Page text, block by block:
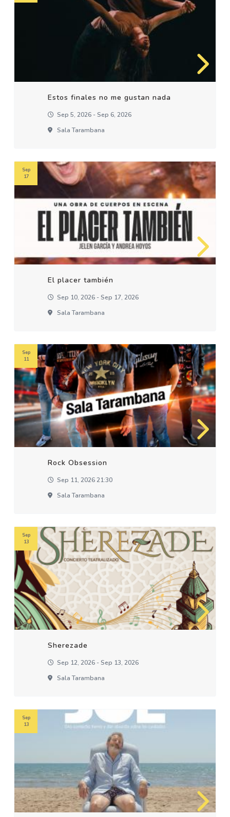
Estos finales no me gustan nada
Sep 5, 2026 - Sep 6, 2026
Sala Tarambana
El placer también
Sep 10, 2026 - Sep 17, 2026
Sala Tarambana
Sep
17
Rock Obsession
Sep 11, 2026 21:30
Sala Tarambana
Sep
11
Sherezade
Sep 12, 2026 - Sep 13, 2026
Sala Tarambana
Sep
13
Sep
13